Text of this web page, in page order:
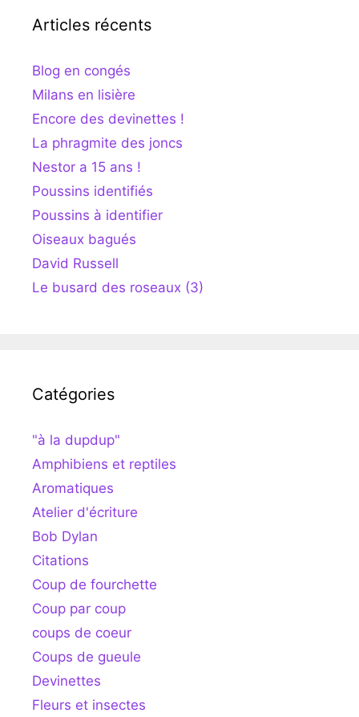
Articles récents
Blog en congés
Milans en lisière
Encore des devinettes !
La phragmite des joncs
Nestor a 15 ans !
Poussins identifiés
Poussins à identifier
Oiseaux bagués
David Russell
Le busard des roseaux (3)
Catégories
"à la dupdup"
Amphibiens et reptiles
Aromatiques
Atelier d'écriture
Bob Dylan
Citations
Coup de fourchette
Coup par coup
coups de coeur
Coups de gueule
Devinettes
Fleurs et insectes